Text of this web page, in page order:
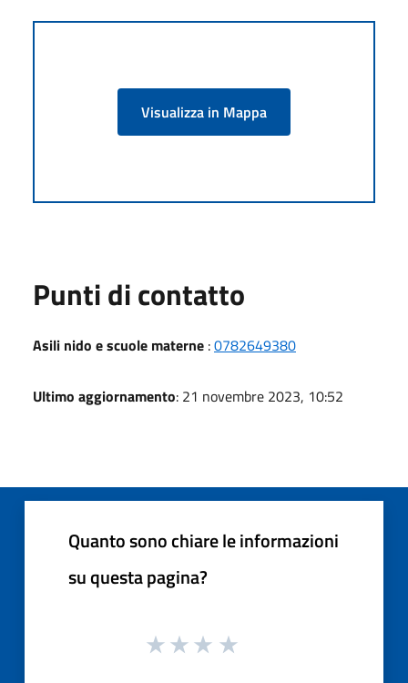
Visualizza in Mappa
Punti di contatto
Asili nido e scuole materne :0782649380
Ultimo aggiornamento: 21 novembre 2023, 10:52
Quanto sono chiare le informazioni
su questa pagina?